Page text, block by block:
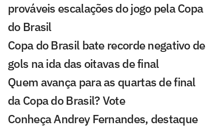
prováveis escalações do jogo pela Copa
do Brasil
Copa do Brasil bate recorde negativo de
gols na ida das oitavas de final
Quem avança para as quartas de final
da Copa do Brasil? Vote
Conheça Andrey Fernandes, destaque